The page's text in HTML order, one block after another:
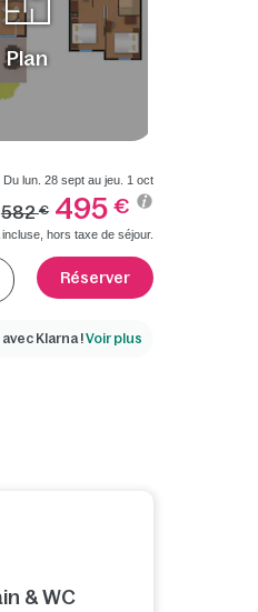
Plan
Du lun. 28 sept au jeu. 1 oct
582€ 495 €
incluse, hors taxe de séjour.
Réserver
Klarna !Voir plus
& WC